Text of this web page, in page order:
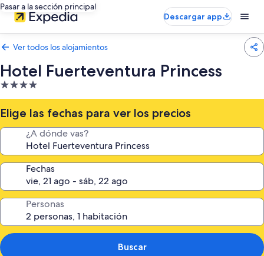
Pasar a la sección principal
Descargar app
Ver todos los alojamientos
Hotel Fuerteventura Princess
Alojamiento
de
4.0 estrellas
Elige las fechas para ver los precios
¿A dónde vas?
Fechas
Personas
Buscar